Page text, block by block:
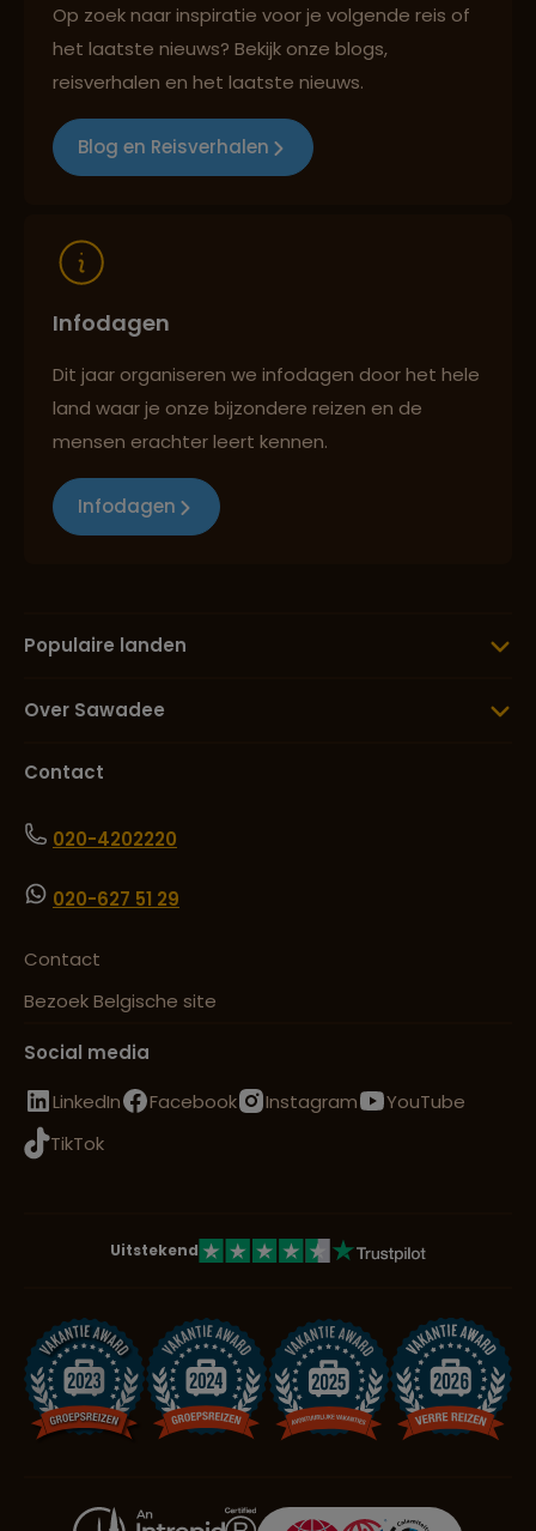
Best beoordeelde reisroutes
Op zoek naar inspiratie voor je volgende reis of
het laatste nieuws? Bekijk onze blogs,
reisverhalen en het laatste nieuws.
Blog en Reisverhalen
Infodagen
Dit jaar organiseren we infodagen door het hele
land waar je onze bijzondere reizen en de
mensen erachter leert kennen.
Infodagen
Populaire landen
Over Sawadee
Contact
020-4202220
020-627 51 29
Contact
Bezoek Belgische site
Social media
LinkedIn
Facebook Instagram
YouTube
TikTok
Uitstekend